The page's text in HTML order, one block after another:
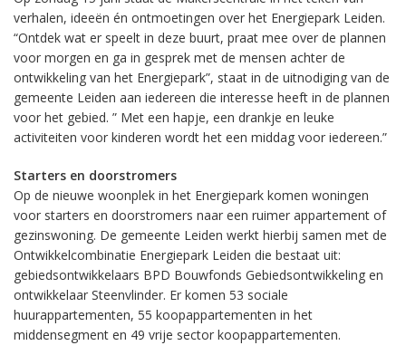
verhalen, ideeën én ontmoetingen over het Energiepark Leiden.
“Ontdek wat er speelt in deze buurt, praat mee over de plannen
voor morgen en ga in gesprek met de mensen achter de
ontwikkeling van het Energiepark”, staat in de uitnodiging van de
gemeente Leiden aan iedereen die interesse heeft in de plannen
voor het gebied. ” Met een hapje, een drankje en leuke
activiteiten voor kinderen wordt het een middag voor iedereen.”
Starters en doorstromers
Op de nieuwe woonplek in het Energiepark komen woningen
voor starters en doorstromers naar een ruimer appartement of
gezinswoning. De gemeente Leiden werkt hierbij samen met de
Ontwikkelcombinatie Energiepark Leiden die bestaat uit:
gebiedsontwikkelaars BPD Bouwfonds Gebiedsontwikkeling en
ontwikkelaar Steenvlinder. Er komen 53 sociale
huurappartementen, 55 koopappartementen in het
middensegment en 49 vrije sector koopappartementen.